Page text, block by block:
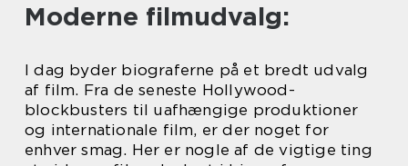
Moderne filmudvalg:
I dag byder biograferne på et bredt udvalg
af film. Fra de seneste Hollywood-
blockbusters til uafhængige produktioner
og internationale film, er der noget for
enhver smag. Her er nogle af de vigtige ting